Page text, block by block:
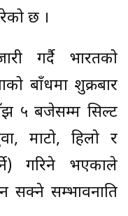
छ ।
गर्दै भारतको
बाँधमा शुक्रबार
५ बजेसम्म सिल्ट
माटो, हिलो र
गरिने भएकाले
सम्भावनाप्रति